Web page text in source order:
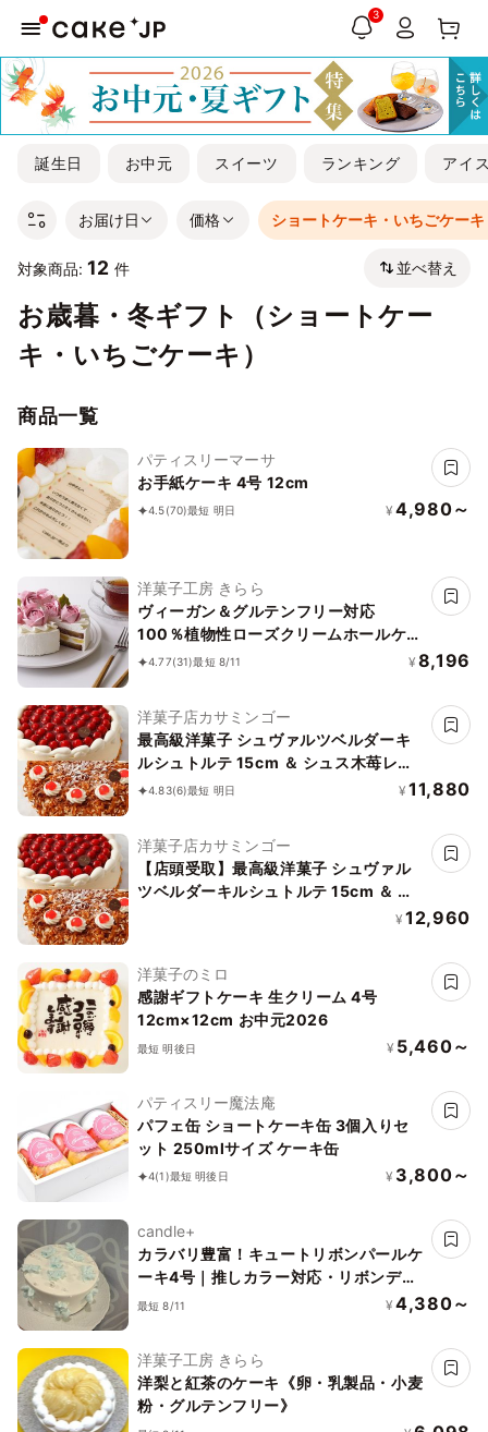
3
誕生日 お中元 スイーツ ランキング アイ
お届け日 価格 ショートケーキ・いちごケーキ
対象商品: 12 件 並べ替え
お歳暮・冬ギフト（ショートケー
キ・いちごケーキ）
商品一覧
パティスリーマーサ
お手紙ケーキ 4号 12cm
4.5(70)最短 明日 ¥ 4,980～
洋菓子工房 きらら
ヴィーガン＆グルテンフリー対応
100％植物性ローズクリームホールケー
キ 5号 15cm《ヴィーガンスイーツ・ヴ
4.77(31)最短 8/11 ¥ 8,196
洋菓子店カサミンゴー
最高級洋菓子 シュヴァルツベルダーキ
ルシュトルテ 15cm ＆ シュス木苺レア
チーズケーキ 15cm セット
4.83(6)最短 明日 ¥ 11,880
洋菓子店カサミンゴー
【店頭受取】最高級洋菓子 シュヴァル
ツベルダーキルシュトルテ 15cm ＆ シ
ュス木苺レアチーズケーキ 15cm セッ
¥ 12,960
洋菓子のミロ
感謝ギフトケーキ 生クリーム 4号
12cm×12cm お中元2026
最短 明後日 ¥ 5,460～
パティスリー魔法庵
パフェ缶 ショートケーキ缶 3個入りセ
ット 250mlサイズ ケーキ缶
4(1)最短 明後日 ¥ 3,800～
candle+
カラバリ豊富！キュートリボンパールケ
ーキ4号｜推しカラー対応・リボンデザ
イン/
最短 8/11 ¥ 4,380～
洋菓子工房 きらら
洋梨と紅茶のケーキ《卵・乳製品・小麦
粉・グルテンフリー》